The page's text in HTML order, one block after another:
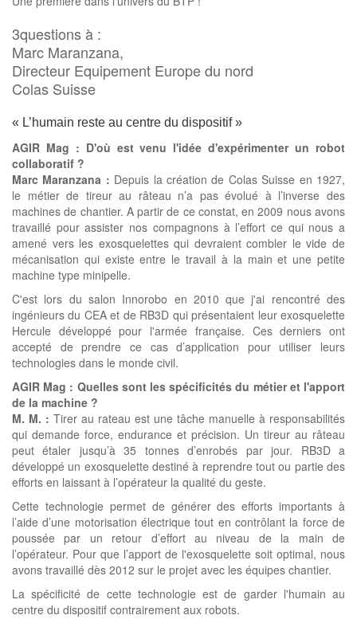
3questions à :
Marc Maranzana,
Directeur Equipement Europe du nord
Colas Suisse
« L’humain reste au centre du dispositif »
AGIR Mag : D'où est venu l'idée d'expérimenter un robot
collaboratif ?
Marc Maranzana : Depuis la création de Colas Suisse en 1927,
le métier de tireur au râteau n’a pas évolué à l’inverse des
machines de chantier. A partir de ce constat, en 2009 nous avons
travaillé pour assister nos compagnons à l’effort ce qui nous a
amené vers les exosquelettes qui devraient combler le vide de
mécanisation qui existe entre le travail à la main et une petite
machine type minipelle.
C'est lors du salon Innorobo en 2010 que j'ai rencontré des
ingénieurs du CEA et de RB3D qui présentaient leur exosquelette
Hercule développé pour l'armée française. Ces derniers ont
accepté de prendre ce cas d’application pour utiliser leurs
technologies dans le monde civil.
AGIR Mag : Quelles sont les spécificités du métier et l'apport
de la machine ?
M. M. : Tirer au rateau est une tâche manuelle à responsabilités
qui demande force, endurance et précision. Un tireur au râteau
peut étaler jusqu’à 35 tonnes d’enrobés par jour. RB3D a
développé un exosquelette destiné à reprendre tout ou partie des
efforts en laissant à l’opérateur la qualité du geste.
Cette technologie permet de générer des efforts importants à
l’aide d’une motorisation électrique tout en contrôlant la force de
poussée par un retour d’effort au niveau de la main de
l’opérateur. Pour que l’apport de l'exosquelette soit optimal, nous
avons travaillé dès 2012 sur le projet avec les équipes chantier.
La spécificité de cette technologie est de garder l'humain au
centre du dispositif contrairement aux robots.